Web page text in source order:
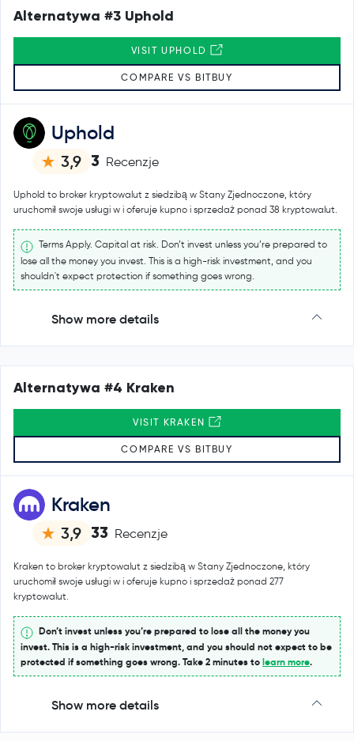
Uphold
3,9 3 Recenzje
Uphold to broker kryptowalut z siedzibą w Stany Zjednoczone, który
uruchomił swoje usługi w i oferuje kupno i sprzedaż ponad 38 kryptowalut.
Terms Apply. Capital at risk. Don’t invest unless you’re prepared to
lose all the money you invest. This is a high-risk investment, and you
shouldn't expect protection if something goes wrong.
Show more details
Alternatywa #3 Uphold
VISIT UPHOLD
COMPARE VS BITBUY
Kraken
3,9 33 Recenzje
Kraken to broker kryptowalut z siedzibą w Stany Zjednoczone, który
uruchomił swoje usługi w i oferuje kupno i sprzedaż ponad 277
kryptowalut.
Don’t invest unless you’re prepared to lose all the money you
invest. This is a high-risk investment, and you should not expect to be
protected if something goes wrong. Take 2 minutes to learn more.
Show more details
Alternatywa #4 Kraken
VISIT KRAKEN
COMPARE VS BITBUY